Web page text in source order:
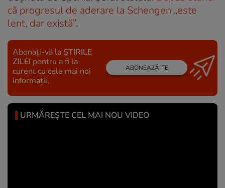
că progresul de aderare la Schengen „este
lent, dar există”.
Abonați-vă la ȘTIRILE
ZILEI pentru a fi la
curent cu cele mai noi
informații.
ABONEAZĂ-TE
URMĂREȘTE CEL MAI NOU VIDEO